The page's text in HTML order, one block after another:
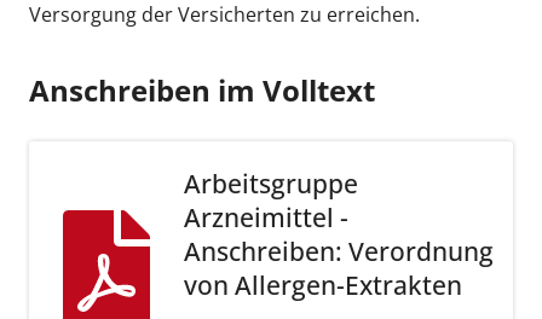
Versorgung der Versicherten zu erreichen.
Anschreiben im Volltext
Arbeitsgruppe
Arzneimittel -
Anschreiben: Verordnung
von Allergen-Extrakten